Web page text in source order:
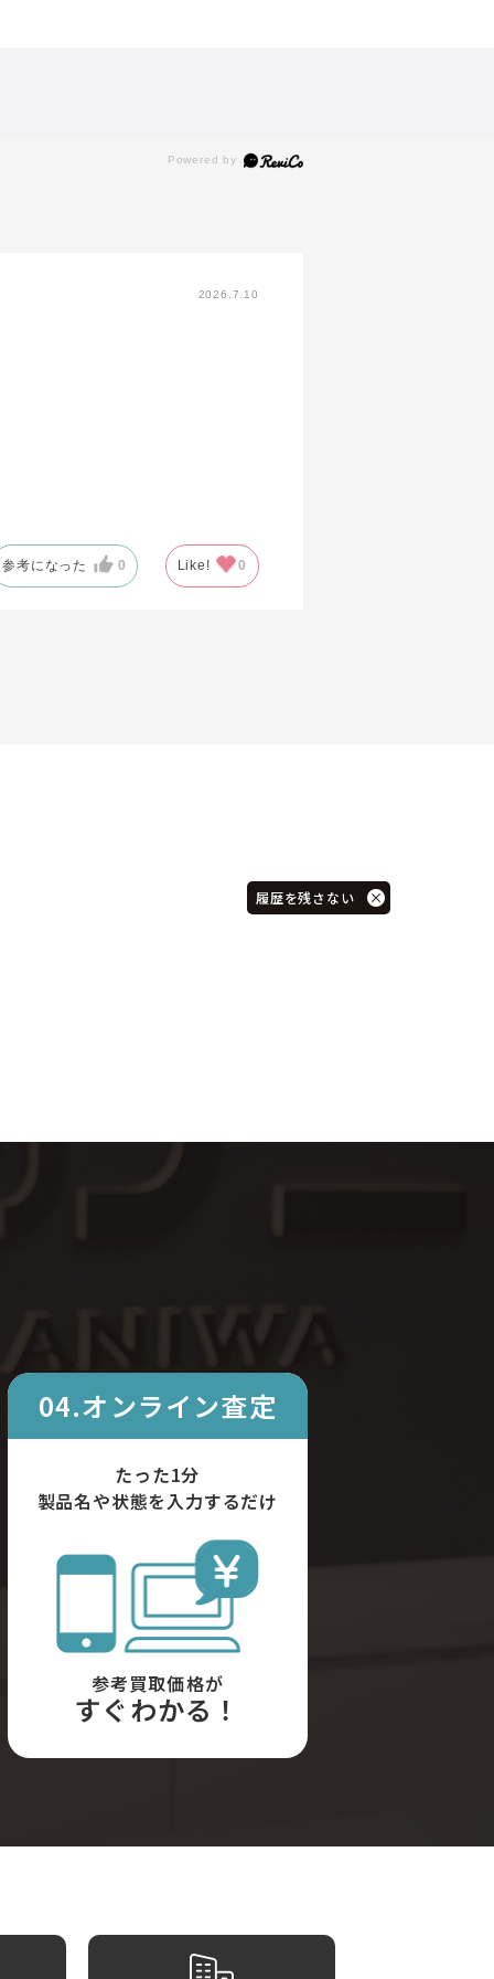
2026.7.10
参考になった 0 Like! 0
履歴を残さない
04.オンライン査定
たった1分
製品名や状態を入力するだけ
参考買取価格が
すぐわかる！